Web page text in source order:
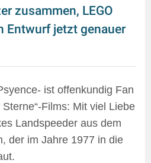
zusammen, LEGO
Entwurf jetzt genauer
ist offenkundig Fan
Films: Mit viel Liebe
Landspeeder aus dem
der im Jahre 1977 in die